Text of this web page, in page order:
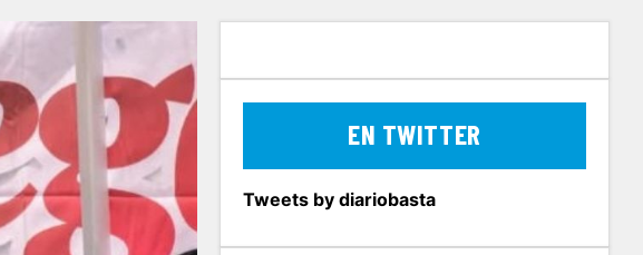
EN TWITTER
Tweets by diariobasta